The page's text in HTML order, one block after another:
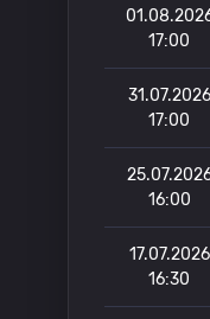
17:00
31.07.2026
17:00
16:00
17.07.2026
16:30